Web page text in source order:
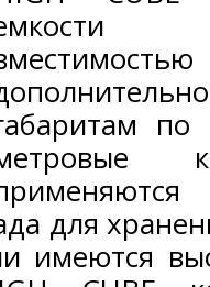
по
для
имеются